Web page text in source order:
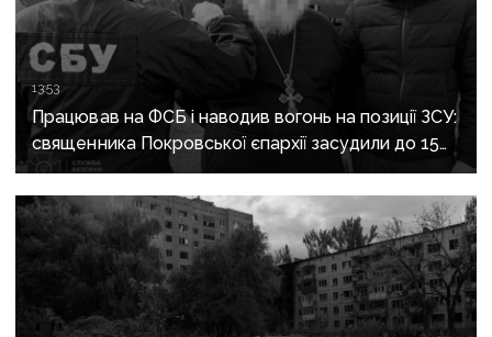
13:53
Працював на ФСБ і наводив вогонь на позиції ЗСУ:
священника Покровської єпархії засудили до 15
років